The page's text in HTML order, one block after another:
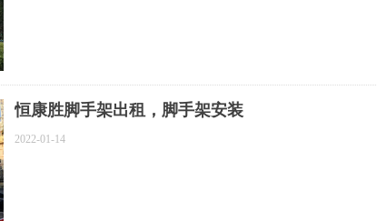
恒康胜脚手架出租，脚手架安装
2022-01-14